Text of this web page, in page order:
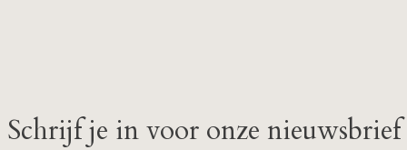
Geen producten
Schrijf je in voor onze nieuwsbrief